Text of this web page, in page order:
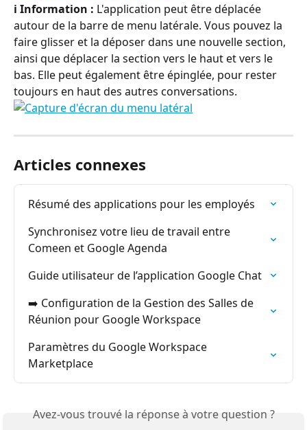
ℹ️ Information : L'application peut être déplacée
autour de la barre de menu latérale. Vous pouvez la
faire glisser et la déposer dans une nouvelle section,
ainsi que déplacer la section vers le haut et vers le
bas. Elle peut également être épinglée, pour rester
toujours en haut des autres conversations.
Articles connexes
Résumé des applications pour les employés
Synchronisez votre lieu de travail entre
Comeen et Google Agenda
Guide utilisateur de l’application Google Chat
➡️ Configuration de la Gestion des Salles de
Réunion pour Google Workspace
Paramètres du Google Workspace
Marketplace
Avez-vous trouvé la réponse à votre question ?